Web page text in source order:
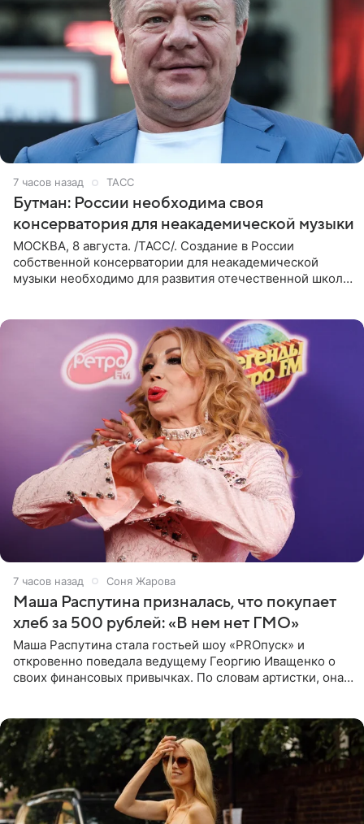
7 часов назад ТАСС
Бутман: России необходима своя
консерватория для неакадемической музыки
МОСКВА, 8 августа. /ТАСС/. Создание в России
собственной консерватории для неакадемической
музыки необходимо для развития отечественной школы
7 часов назад Соня Жарова
Маша Распутина призналась, что покупает
хлеб за 500 рублей: «В нем нет ГМО»
Маша Распутина стала гостьей шоу «PROпуск» и
откровенно поведала ведущему Георгию Иващенко о
своих финансовых привычках. По словам артистки, она